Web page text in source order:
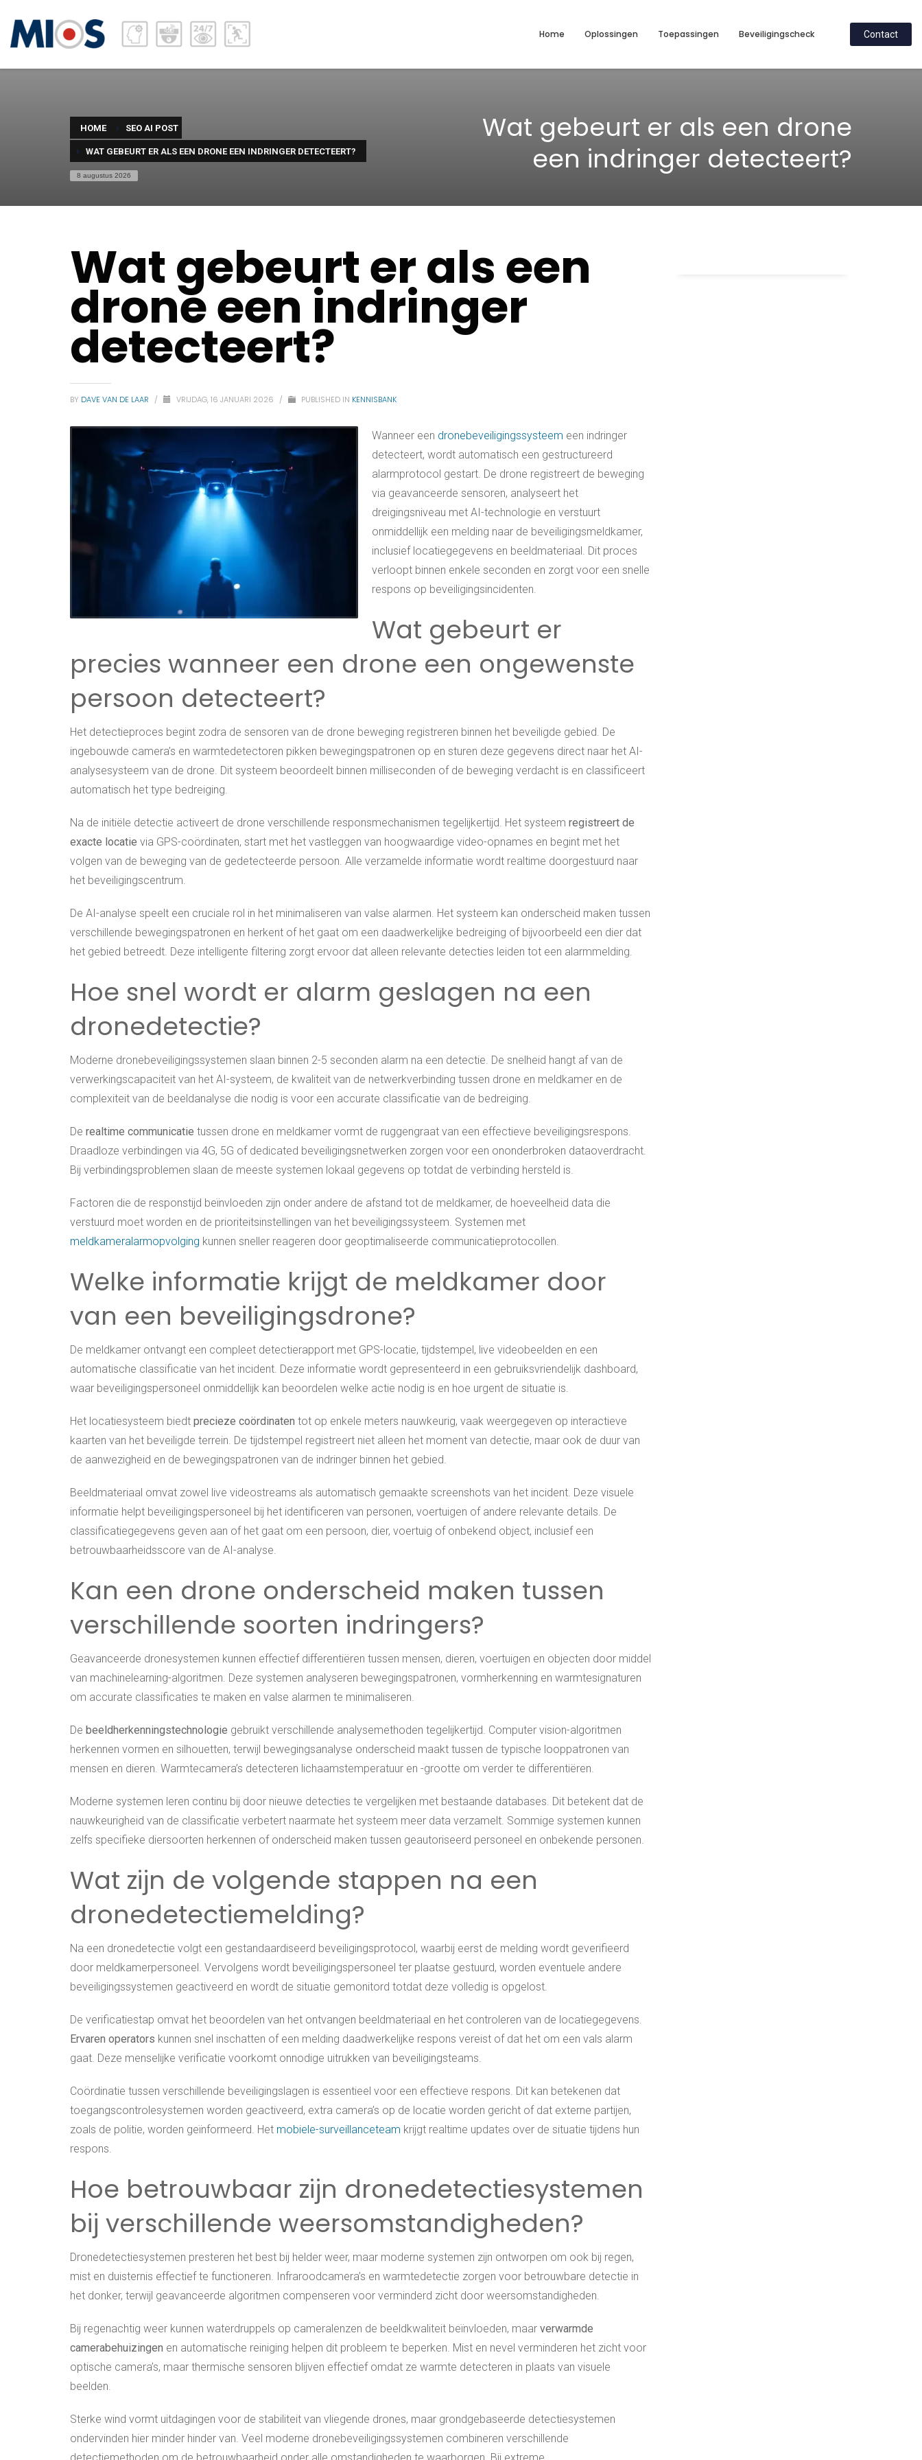
Home Oplossingen Toepassingen Beveiligingscheck Contact
HOME SEO AI POST
WAT GEBEURT ER ALS EEN DRONE EEN INDRINGER DETECTEERT?
8 augustus 2026
Wat gebeurt er als een drone
een indringer detecteert?
Wat gebeurt er als een
drone een indringer
detecteert?
BY DAVE VAN DE LAAR / VRIJDAG, 16 JANUARI 2026 / PUBLISHED IN KENNISBANK
Wanneer een dronebeveiligingssysteem een indringer
detecteert, wordt automatisch een gestructureerd
alarmprotocol gestart. De drone registreert de beweging
via geavanceerde sensoren, analyseert het
dreigingsniveau met AI-technologie en verstuurt
onmiddellijk een melding naar de beveiligingsmeldkamer,
inclusief locatiegegevens en beeldmateriaal. Dit proces
verloopt binnen enkele seconden en zorgt voor een snelle
respons op beveiligingsincidenten.
Wat gebeurt er
precies wanneer een drone een ongewenste
persoon detecteert?
Het detectieproces begint zodra de sensoren van de drone beweging registreren binnen het beveiligde gebied. De
ingebouwde camera’s en warmtedetectoren pikken bewegingspatronen op en sturen deze gegevens direct naar het AI-
analysesysteem van de drone. Dit systeem beoordeelt binnen milliseconden of de beweging verdacht is en classificeert
automatisch het type bedreiging.
Na de initiële detectie activeert de drone verschillende responsmechanismen tegelijkertijd. Het systeem registreert de
exacte locatie via GPS-coördinaten, start met het vastleggen van hoogwaardige video-opnames en begint met het
volgen van de beweging van de gedetecteerde persoon. Alle verzamelde informatie wordt realtime doorgestuurd naar
het beveiligingscentrum.
De AI-analyse speelt een cruciale rol in het minimaliseren van valse alarmen. Het systeem kan onderscheid maken tussen
verschillende bewegingspatronen en herkent of het gaat om een daadwerkelijke bedreiging of bijvoorbeeld een dier dat
het gebied betreedt. Deze intelligente filtering zorgt ervoor dat alleen relevante detecties leiden tot een alarmmelding.
Hoe snel wordt er alarm geslagen na een
dronedetectie?
Moderne dronebeveiligingssystemen slaan binnen 2-5 seconden alarm na een detectie. De snelheid hangt af van de
verwerkingscapaciteit van het AI-systeem, de kwaliteit van de netwerkverbinding tussen drone en meldkamer en de
complexiteit van de beeldanalyse die nodig is voor een accurate classificatie van de bedreiging.
De realtime communicatie tussen drone en meldkamer vormt de ruggengraat van een effectieve beveiligingsrespons.
Draadloze verbindingen via 4G, 5G of dedicated beveiligingsnetwerken zorgen voor een ononderbroken dataoverdracht.
Bij verbindingsproblemen slaan de meeste systemen lokaal gegevens op totdat de verbinding hersteld is.
Factoren die de responstijd beïnvloeden zijn onder andere de afstand tot de meldkamer, de hoeveelheid data die
verstuurd moet worden en de prioriteitsinstellingen van het beveiligingssysteem. Systemen met
meldkameralarmopvolging kunnen sneller reageren door geoptimaliseerde communicatieprotocollen.
Welke informatie krijgt de meldkamer door
van een beveiligingsdrone?
De meldkamer ontvangt een compleet detectierapport met GPS-locatie, tijdstempel, live videobeelden en een
automatische classificatie van het incident. Deze informatie wordt gepresenteerd in een gebruiksvriendelijk dashboard,
waar beveiligingspersoneel onmiddellijk kan beoordelen welke actie nodig is en hoe urgent de situatie is.
Het locatiesysteem biedt precieze coördinaten tot op enkele meters nauwkeurig, vaak weergegeven op interactieve
kaarten van het beveiligde terrein. De tijdstempel registreert niet alleen het moment van detectie, maar ook de duur van
de aanwezigheid en de bewegingspatronen van de indringer binnen het gebied.
Beeldmateriaal omvat zowel live videostreams als automatisch gemaakte screenshots van het incident. Deze visuele
informatie helpt beveiligingspersoneel bij het identificeren van personen, voertuigen of andere relevante details. De
classificatiegegevens geven aan of het gaat om een persoon, dier, voertuig of onbekend object, inclusief een
betrouwbaarheidsscore van de AI-analyse.
Kan een drone onderscheid maken tussen
verschillende soorten indringers?
Geavanceerde dronesystemen kunnen effectief differentiëren tussen mensen, dieren, voertuigen en objecten door middel
van machinelearning-algoritmen. Deze systemen analyseren bewegingspatronen, vormherkenning en warmtesignaturen
om accurate classificaties te maken en valse alarmen te minimaliseren.
De beeldherkenningstechnologie gebruikt verschillende analysemethoden tegelijkertijd. Computer vision-algoritmen
herkennen vormen en silhouetten, terwijl bewegingsanalyse onderscheid maakt tussen de typische looppatronen van
mensen en dieren. Warmtecamera’s detecteren lichaamstemperatuur en -grootte om verder te differentiëren.
Moderne systemen leren continu bij door nieuwe detecties te vergelijken met bestaande databases. Dit betekent dat de
nauwkeurigheid van de classificatie verbetert naarmate het systeem meer data verzamelt. Sommige systemen kunnen
zelfs specifieke diersoorten herkennen of onderscheid maken tussen geautoriseerd personeel en onbekende personen.
Wat zijn de volgende stappen na een
dronedetectiemelding?
Na een dronedetectie volgt een gestandaardiseerd beveiligingsprotocol, waarbij eerst de melding wordt geverifieerd
door meldkamerpersoneel. Vervolgens wordt beveiligingspersoneel ter plaatse gestuurd, worden eventuele andere
beveiligingssystemen geactiveerd en wordt de situatie gemonitord totdat deze volledig is opgelost.
De verificatiestap omvat het beoordelen van het ontvangen beeldmateriaal en het controleren van de locatiegegevens.
Ervaren operators kunnen snel inschatten of een melding daadwerkelijke respons vereist of dat het om een vals alarm
gaat. Deze menselijke verificatie voorkomt onnodige uitrukken van beveiligingsteams.
Coördinatie tussen verschillende beveiligingslagen is essentieel voor een effectieve respons. Dit kan betekenen dat
toegangscontrolesystemen worden geactiveerd, extra camera’s op de locatie worden gericht of dat externe partijen,
zoals de politie, worden geïnformeerd. Het mobiele-surveillanceteam krijgt realtime updates over de situatie tijdens hun
respons.
Hoe betrouwbaar zijn dronedetectiesystemen
bij verschillende weersomstandigheden?
Dronedetectiesystemen presteren het best bij helder weer, maar moderne systemen zijn ontworpen om ook bij regen,
mist en duisternis effectief te functioneren. Infraroodcamera’s en warmtedetectie zorgen voor betrouwbare detectie in
het donker, terwijl geavanceerde algoritmen compenseren voor verminderd zicht door weersomstandigheden.
Bij regenachtig weer kunnen waterdruppels op cameralenzen de beeldkwaliteit beïnvloeden, maar verwarmde
camerabehuizingen en automatische reiniging helpen dit probleem te beperken. Mist en nevel verminderen het zicht voor
optische camera’s, maar thermische sensoren blijven effectief omdat ze warmte detecteren in plaats van visuele
beelden.
Sterke wind vormt uitdagingen voor de stabiliteit van vliegende drones, maar grondgebaseerde detectiesystemen
ondervinden hier minder hinder van. Veel moderne dronebeveiligingssystemen combineren verschillende